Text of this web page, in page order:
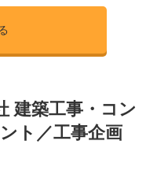
建築工事・コン
ト／工事企画